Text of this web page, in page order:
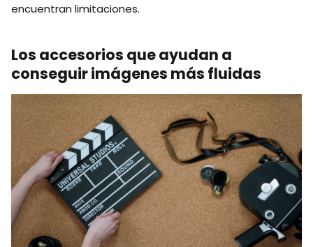
encuentran limitaciones.
Los accesorios que ayudan a
conseguir imágenes más fluidas